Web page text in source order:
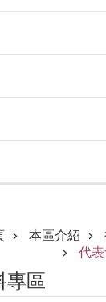
本區介紹
代
專區